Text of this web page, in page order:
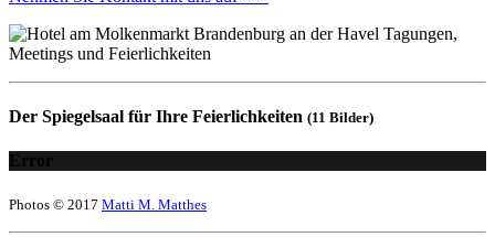
Der Spiegelsaal für Ihre Feierlichkeiten (11 Bilder)
Error
Photos © 2017 Matti M. Matthes